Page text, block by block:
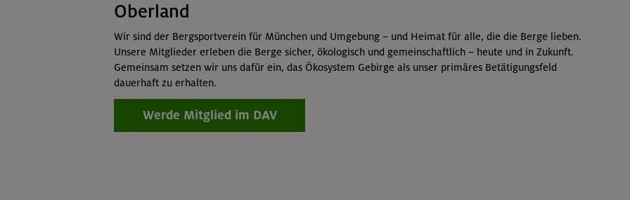
Oberland
Wir sind der Bergsportverein für München und Umgebung – und Heimat für alle, die die Berge lieben.
Unsere Mitglieder erleben die Berge sicher, ökologisch und gemeinschaftlich – heute und in Zukunft.
Gemeinsam setzen wir uns dafür ein, das Ökosystem Gebirge als unser primäres Betätigungsfeld
dauerhaft zu erhalten.
Werde Mitglied im DAV